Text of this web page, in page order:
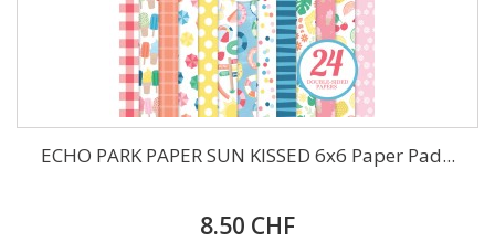
ECHO PARK PAPER SUN KISSED 6x6 Paper Pad...
8.50 CHF